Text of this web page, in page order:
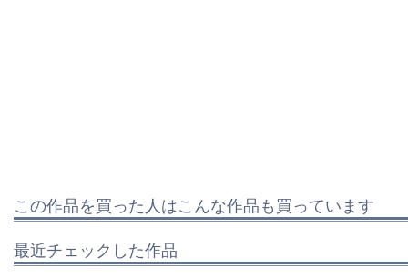
この作品を買った人はこんな作品も買っています
最近チェックした作品